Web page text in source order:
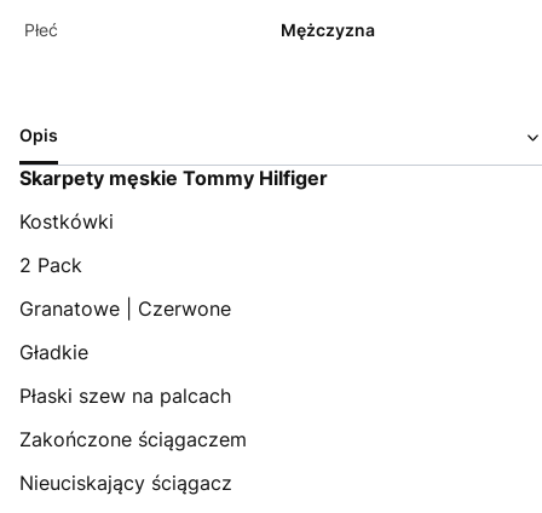
Płeć Mężczyzna
Opis
Skarpety męskie Tommy Hilfiger
Kostkówki
2 Pack
Granatowe | Czerwone
Gładkie
Płaski szew na palcach
Zakończone ściągaczem
Nieuciskający ściągacz